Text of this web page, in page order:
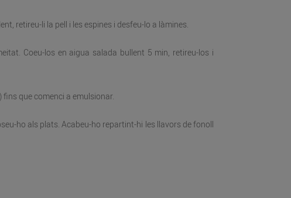
retireu-li la pell i les espines i desfeu-lo a làmines.
Coeu-los en aigua salada bullent 5 min, retireu-los i
fins que comenci a emulsionar.
ho als plats. Acabeu-ho repartint-hi les llavors de fonoll